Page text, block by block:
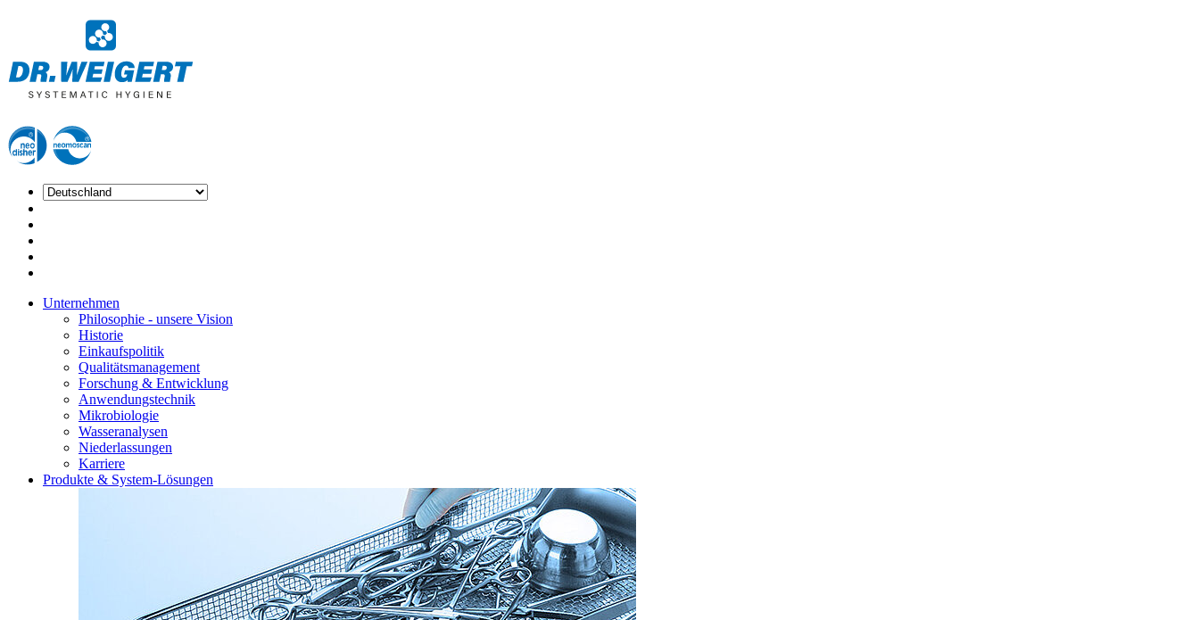
Unternehmen
Philosophie - unsere Vision
Historie
Einkaufspolitik
Qualitätsmanagement
Forschung & Entwicklung
Anwendungstechnik
Mikrobiologie
Wasseranalysen
Niederlassungen
Karriere
Produkte & System-Lösungen